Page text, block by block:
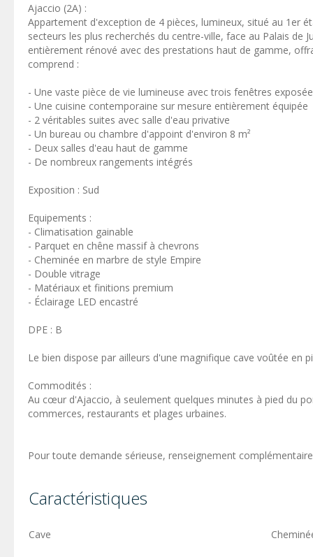
Ajaccio (2A) :
Appartement d'exception de 4 pièces, lumineux, situé au 1er
secteurs les plus recherchés du centre-ville, face au Palais de
entièrement rénové avec des prestations haut de gamme,
comprend :
- Une vaste pièce de vie lumineuse avec trois fenêtres
- Une cuisine contemporaine sur mesure entièrement équipée
- 2 véritables suites avec salle d'eau privative
- Un bureau ou chambre d'appoint d'environ 8 m²
- Deux salles d'eau haut de gamme
- De nombreux rangements intégrés
Exposition : Sud
Equipements :
- Climatisation gainable
- Parquet en chêne massif à chevrons
- Cheminée en marbre de style Empire
- Double vitrage
- Matériaux et finitions premium
- Éclairage LED encastré
DPE : B
Le bien dispose par ailleurs d'une magnifique cave voûtée en
Commodités :
Au cœur d'Ajaccio, à seulement quelques minutes à pied du
commerces, restaurants et plages urbaines.
Pour toute demande sérieuse, renseignement
Caractéristiques
Cave